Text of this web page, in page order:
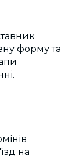
форму та
на